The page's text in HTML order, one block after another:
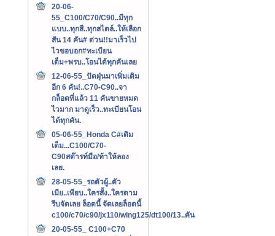
20-06-
55_C100/C70/C90..มีทุก
แบบ..ทุกสี..ทุกสไตล์..ให้เลือก
สัน 14 คัน# ด่วน!!มาเร็วไป
ไวขอบอก#ทะเบียน
เต็ม+พรบ..โอนได้ทุกคันเลย
12-06-55_ปัดฝุ่นมาเพิ่มเติม
อีก 6 คัน!..C70-C90..จา
กล็อตที่แล้ว 11 คันขายหมด
ไวมาก มาดูเร็ว..ทะเบียนโอน
ได้ทุกคัน.
05-06-55_Honda C#เติม
เต็ม...C100/C70-
C90สต๊ารท์มือ/ท้าให้ลอง
เลย.
28-05-55_รถตัวผู้..ตัว
เมีย..เพียบ..ใครสั้ง..ใครตาม
รีบจัดเลย ล็อตนี้ จัดเลยล็อตนี้
c100/c70/c90/jx110/wing125/dt100/13..คัน
20-05-55_ C100+C70